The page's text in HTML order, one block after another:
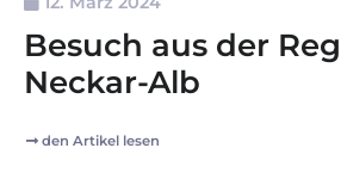
Besuch aus der
Neckar-Alb
den Artikel lesen